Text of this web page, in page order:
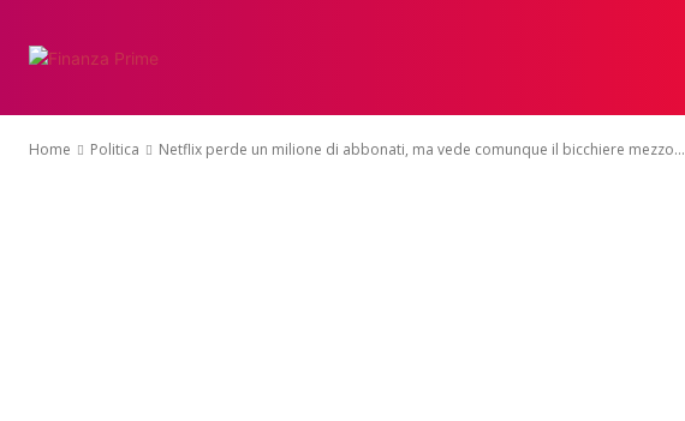
Home Politica Netflix perde un milione di abbonati, ma vede comunque il bicchiere mezzo...